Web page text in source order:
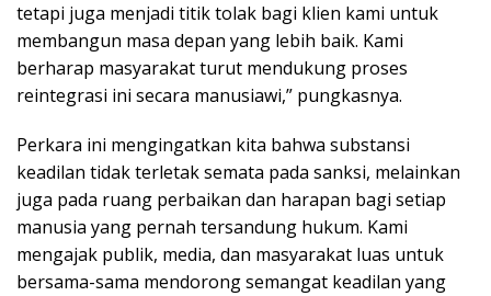
tetapi juga menjadi titik tolak bagi klien kami untuk
membangun masa depan yang lebih baik. Kami
berharap masyarakat turut mendukung proses
reintegrasi ini secara manusiawi,” pungkasnya.
Perkara ini mengingatkan kita bahwa substansi
keadilan tidak terletak semata pada sanksi, melainkan
juga pada ruang perbaikan dan harapan bagi setiap
manusia yang pernah tersandung hukum. Kami
mengajak publik, media, dan masyarakat luas untuk
bersama-sama mendorong semangat keadilan yang